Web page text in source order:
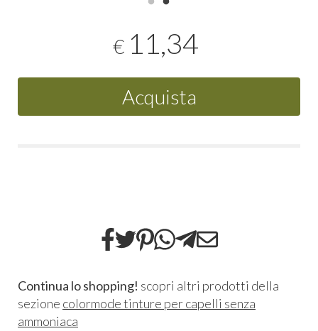
€ 11,34
Acquista
Continua lo shopping! scopri altri prodotti della
sezione colormode tinture per capelli senza
ammoniaca